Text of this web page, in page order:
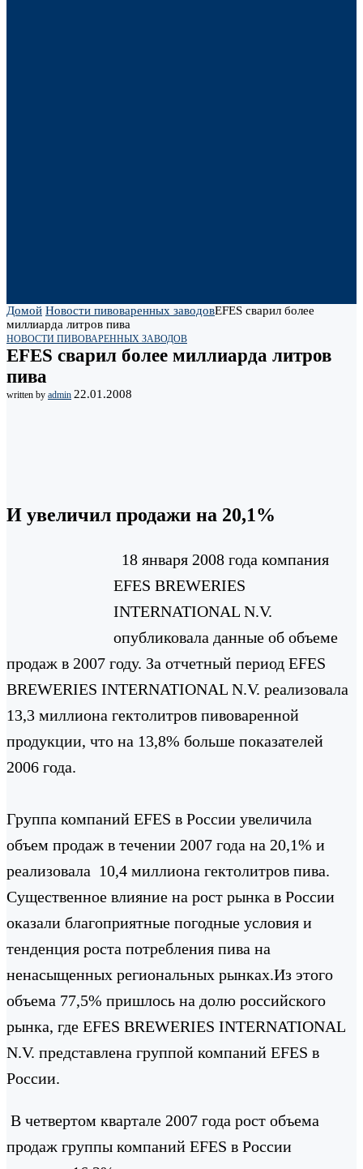
Домой Новости пивоваренных заводовEFES сварил более
миллиарда литров пива
НОВОСТИ ПИВОВАРЕННЫХ ЗАВОДОВ
EFES сварил более миллиарда литров
пива
written by admin 22.01.2008
И увеличил продажи на 20,1%
18 января 2008 года компания
EFES BREWERIES
INTERNATIONAL N.V.
опубликовала данные об объеме
продаж в 2007 году. За отчетный период EFES
BREWERIES INTERNATIONAL N.V. реализовала
13,3 миллиона гектолитров пивоваренной
продукции, что на 13,8% больше показателей
2006 года.
Группа компаний EFES в России увеличила
объем продаж в течении 2007 года на 20,1% и
реализовала 10,4 миллиона гектолитров пива.
Существенное влияние на рост рынка в России
оказали благоприятные погодные условия и
тенденция роста потребления пива на
ненасыщенных региональных рынках.Из этого
объема 77,5% пришлось на долю российского
рынка, где EFES BREWERIES INTERNATIONAL
N.V. представлена группой компаний EFES в
России.
В четвертом квартале 2007 года рост объема
продаж группы компаний EFES в России